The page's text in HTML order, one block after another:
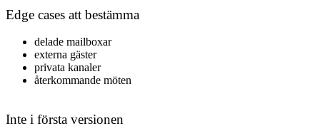
Edge cases att bestämma
delade mailboxar
externa gäster
privata kanaler
återkommande möten
Inte i första versionen